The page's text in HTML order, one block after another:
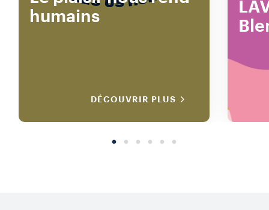
humains
DÉCOUVRIR PLUS